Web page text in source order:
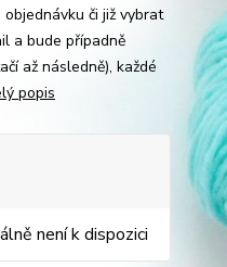
či již vybrat
a bude případně
až následně), každé
popis
není k dispozici